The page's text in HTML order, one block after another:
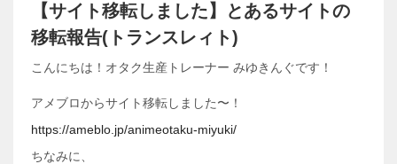
【サイト移転しました】とあるサイトの
移転報告(トランスレィト)
こんにちは！オタク生産トレーナー みゆきんぐです！
アメブロからサイト移転しました〜！
https://ameblo.jp/animeotaku-miyuki/
ちなみに、